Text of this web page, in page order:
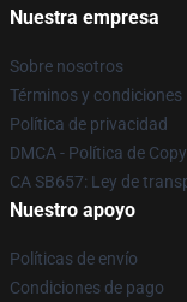
Nuestra empresa
Sobre nosotros
Términos y condiciones
Política de privacidad
DMCA - Política de
CA SB657: Ley de
Nuestro apoyo
Políticas de envío
Condiciones de pago